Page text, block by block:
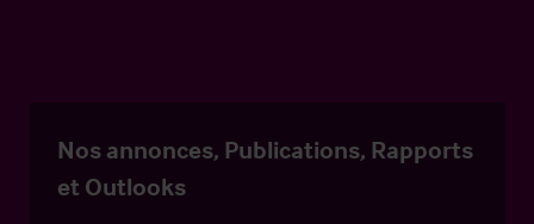
Nos annonces, Publications, Rapports
et Outlooks